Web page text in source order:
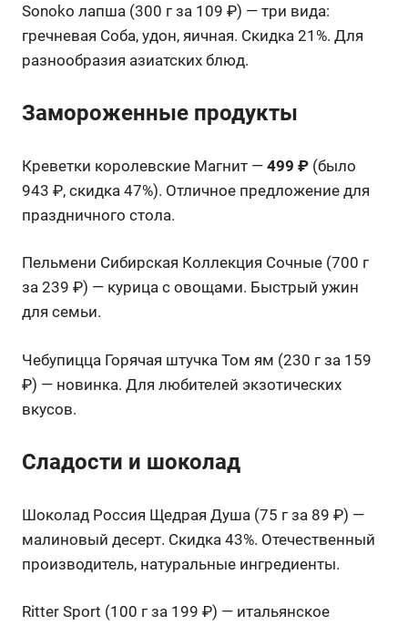
Sonoko лапша (300 г за 109 ₽) — три вида:
гречневая Соба, удон, яичная. Скидка 21%. Для
разнообразия азиатских блюд.
Замороженные продукты
Креветки королевские Магнит — 499 ₽ (было
943 ₽, скидка 47%). Отличное предложение для
праздничного стола.
Пельмени Сибирская Коллекция Сочные (700 г
за 239 ₽) — курица с овощами. Быстрый ужин
для семьи.
Чебупицца Горячая штучка Том ям (230 г за 159
₽) — новинка. Для любителей экзотических
вкусов.
Сладости и шоколад
Шоколад Россия Щедрая Душа (75 г за 89 ₽) —
малиновый десерт. Скидка 43%. Отечественный
производитель, натуральные ингредиенты.
Ritter Sport (100 г за 199 ₽) — итальянское